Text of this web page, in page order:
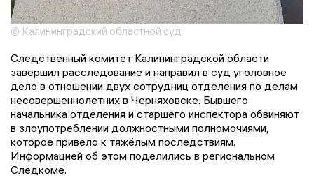
© Калининградский областной суд
Следственный комитет Калининградской области
завершил расследование и направил в суд уголовное
дело в отношении двух сотрудниц отделения по делам
несовершеннолетних в Черняховске. Бывшего
начальника отделения и старшего инспектора обвиняют
в злоупотреблении должностными полномочиями,
которое привело к тяжёлым последствиям.
Информацией об этом поделились в региональном
Следкоме.